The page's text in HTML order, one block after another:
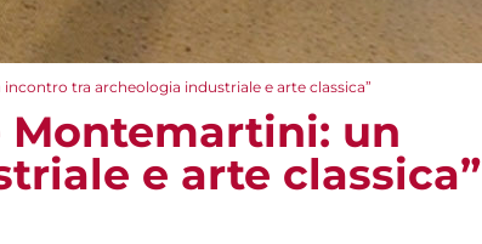
tra archeologia industriale e arte classica”
Montemartini: un
e arte classica”